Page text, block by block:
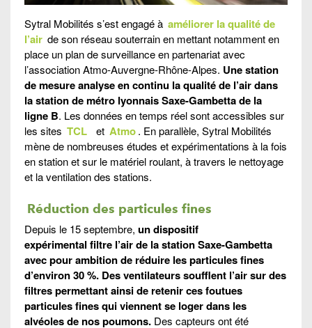
Sytral Mobilités s’est engagé à améliorer la qualité de
l’air de son réseau souterrain en mettant notamment en
place un plan de surveillance en partenariat avec
l’association Atmo-Auvergne-Rhône-Alpes. Une station
de mesure analyse en continu la qualité de l’air dans
la station de métro lyonnais Saxe-Gambetta de la
ligne B. Les données en temps réel sont accessibles sur
les sites TCL et Atmo. En parallèle, Sytral Mobilités
mène de nombreuses études et expérimentations à la fois
en station et sur le matériel roulant, à travers le nettoyage
et la ventilation des stations.
Réduction des particules fines
Depuis le 15 septembre, un dispositif
expérimental filtre l’air de la station Saxe-Gambetta
avec pour ambition de réduire les particules fines
d’environ 30 %. Des ventilateurs soufflent l’air sur des
filtres permettant ainsi de retenir ces foutues
particules fines qui viennent se loger dans les
alvéoles de nos poumons. Des capteurs ont été